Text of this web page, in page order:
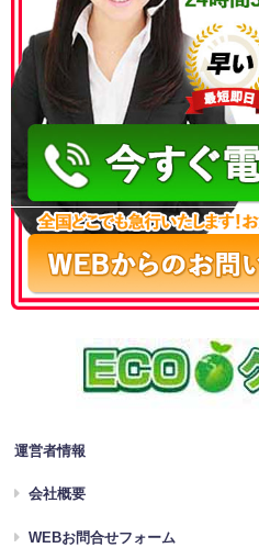
050-
運営者情報
会社概要
WEBお問合せフォーム